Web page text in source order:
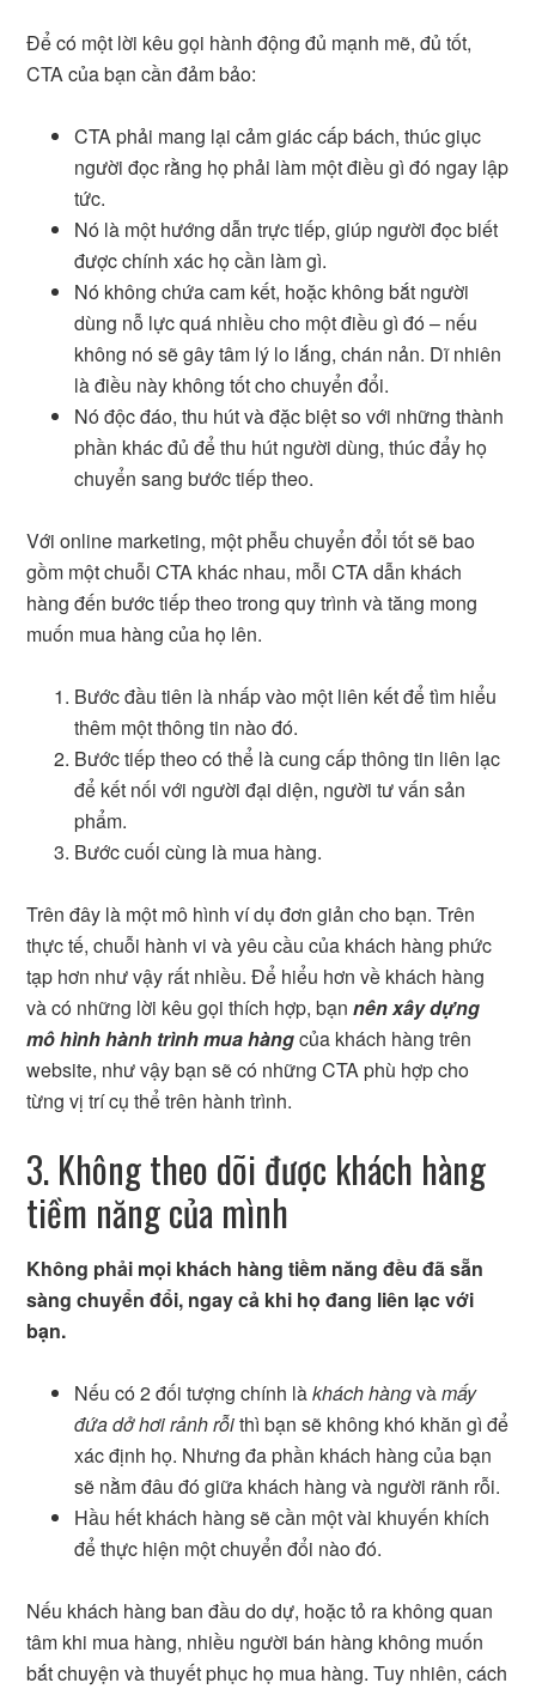
Để có một lời kêu gọi hành động đủ mạnh mẽ, đủ tốt,
CTA của bạn cần đảm bảo:
CTA phải mang lại cảm giác cấp bách, thúc giục
người đọc rằng họ phải làm một điều gì đó ngay lập
tức.
Nó là một hướng dẫn trực tiếp, giúp người đọc biết
được chính xác họ cần làm gì.
Nó không chứa cam kết, hoặc không bắt người
dùng nỗ lực quá nhiều cho một điều gì đó – nếu
không nó sẽ gây tâm lý lo lắng, chán nản. Dĩ nhiên
là điều này không tốt cho chuyển đổi.
Nó độc đáo, thu hút và đặc biệt so với những thành
phần khác đủ để thu hút người dùng, thúc đẩy họ
chuyển sang bước tiếp theo.
Với online marketing, một phễu chuyển đổi tốt sẽ bao
gồm một chuỗi CTA khác nhau, mỗi CTA dẫn khách
hàng đến bước tiếp theo trong quy trình và tăng mong
muốn mua hàng của họ lên.
Bước đầu tiên là nhấp vào một liên kết để tìm hiểu
thêm một thông tin nào đó.
Bước tiếp theo có thể là cung cấp thông tin liên lạc
để kết nối với người đại diện, người tư vấn sản
phẩm.
Bước cuối cùng là mua hàng.
Trên đây là một mô hình ví dụ đơn giản cho bạn. Trên
thực tế, chuỗi hành vi và yêu cầu của khách hàng phức
tạp hơn như vậy rất nhiều. Để hiểu hơn về khách hàng
và có những lời kêu gọi thích hợp, bạnnên xây dựng
mô hình hành trình mua hàngcủa khách hàng trên
website, như vậy bạn sẽ có những CTA phù hợp cho
từng vị trí cụ thể trên hành trình.
3. Không theo dõi được khách hàng
tiềm năng của mình
Không phải mọi khách hàng tiềm năng đều đã sẵn
sàng chuyển đổi, ngay cả khi họ đang liên lạc với
bạn.
Nếu có 2 đối tượng chính làkhách hàngvàmấy
đứa dở hơi rảnh rỗithì bạn sẽ không khó khăn gì để
xác định họ. Nhưng đa phần khách hàng của bạn
sẽ nằm đâu đó giữa khách hàng và người rãnh rỗi.
Hầu hết khách hàng sẽ cần một vài khuyến khích
để thực hiện một chuyển đổi nào đó.
Nếu khách hàng ban đầu do dự, hoặc tỏ ra không quan
tâm khi mua hàng, nhiều người bán hàng không muốn
bắt chuyện và thuyết phục họ mua hàng. Tuy nhiên, cách